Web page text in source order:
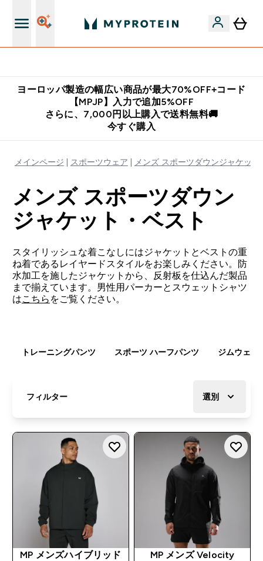
ヨーロッパ製造の幅広い商品が最大70%OFF+コード
【MPJP】入力で追加5%OFF
さらに、7,000円以上購入で送料無料🚚
今すぐ購入
メインページ スポーツウェア メンズ スポーツダウンジャケット
メンズ スポーツダウン
ジャケット・ベスト
スタイリッシュな着こなしにはジャケットとベストの重
ね着であるレイヤードスタイルをお楽しみください。防
水加工を施したジャケットから、反射板を仕込んだ製品
まで揃えています。男性用パーカーとスウェットシャツ
はこちら をご覧ください。
トレーニングパンツ スポーツ ハーフパンツ ジムウェア
フィルター 選別
MP メンズハイブリッド
MP メンズ Velocity